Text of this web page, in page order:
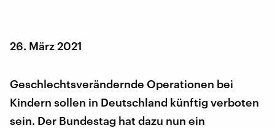
26. März 2021
Geschlechtsverändernde Operationen bei
Kindern sollen in Deutschland künftig verboten
sein. Der Bundestag hat dazu nun ein